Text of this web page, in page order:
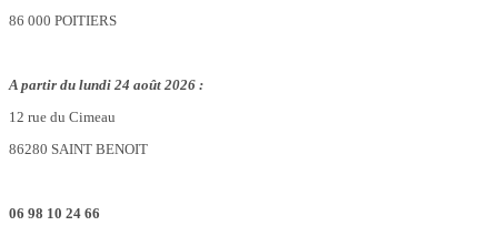
86 000 POITIERS
A partir du lundi 24 août 2026 :
12 rue du Cimeau
86280 SAINT BENOIT
06 98 10 24 66